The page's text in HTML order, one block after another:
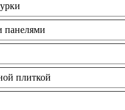
панелями
плиткой